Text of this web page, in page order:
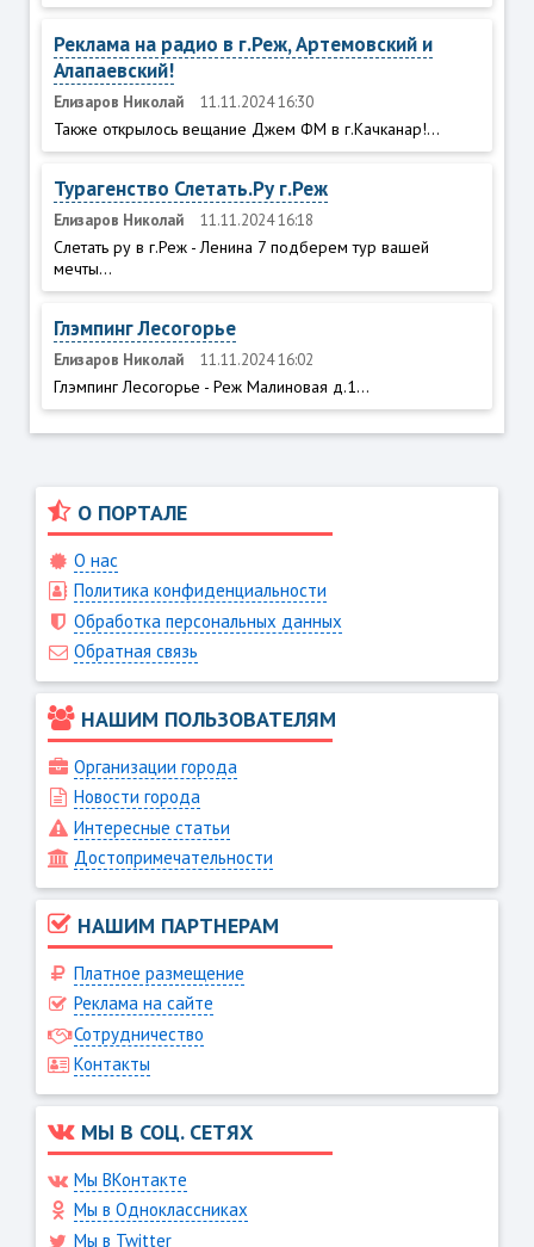
Реклама на радио в г.Реж, Артемовский и
Алапаевский!
Елизаров Николай 11.11.2024 16:30
Также открылось вещание Джем ФМ в г.Качканар!...
Турагенство Слетать.Ру г.Реж
Елизаров Николай 11.11.2024 16:18
Слетать ру в г.Реж - Ленина 7 подберем тур вашей
мечты...
Глэмпинг Лесогорье
Елизаров Николай 11.11.2024 16:02
Глэмпинг Лесогорье - Реж Малиновая д.1...
О ПОРТАЛЕ
О нас
Политика конфиденциальности
Обработка персональных данных
Обратная связь
НАШИМ ПОЛЬЗОВАТЕЛЯМ
Организации города
Новости города
Интересные статьи
Достопримечательности
НАШИМ ПАРТНЕРАМ
Платное размещение
Реклама на сайте
Сотрудничество
Контакты
МЫ В СОЦ. СЕТЯХ
Мы ВКонтакте
Мы в Одноклассниках
Мы в Twitter